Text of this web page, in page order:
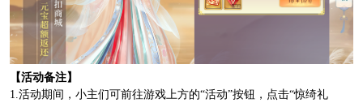
【活动备注】
1.活动期间，小主们可前往游戏上方的“活动”按钮，点击“惊绮礼